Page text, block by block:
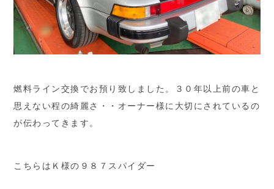
燃料ライン交換でお預り致しました。３０年以上前の車と
思えない程の綺麗さ・・オーナー様に大切にされているの
が伝わってきます。
こちらはＫ様の９８７スパイダー